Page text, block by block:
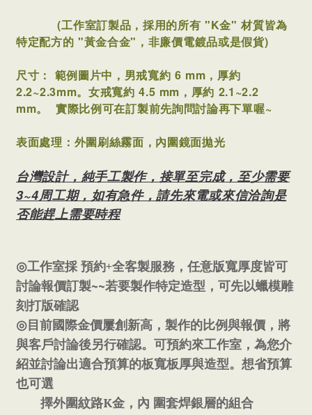
(工作室訂製品，採用的所有 "K金" 材質皆為
特定配方的 "黃金合金"，非廉價電鍍品或是假貨)
尺寸： 範例圖片中， 男戒寬約 6 mm， 厚約
2.2~2.3mm。 女戒寬約 4.5 mm，厚約 2.1~2.2
mm。 實際比例可在訂製前先詢問討論再下單喔~
表面處理：外圍刷絲霧面，內圍鏡面拋光
台灣設計，純手工製作，接單至完成，至少需要
3~4周工期，如有急件，請先來電或來信洽詢是
否能趕上需要時程
◎工作室採 預約+全客製服務，任意版寬厚度皆可
討論報價訂製~~若要製作特定造型，可先以蠟模雕
刻打版確認
◎ 目前國際金價屢創新高，製作的比例與報價，將
與客戶討論後另行確認。可預約來工作室，為您介
紹並討論出適合預算的板寬板厚與造型。想省預算
也可選
擇外圍紋路K金，內 圍套焊銀層的組合